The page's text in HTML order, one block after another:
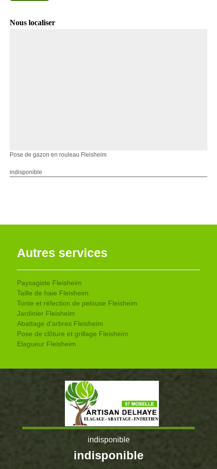
Nous localiser
Pose de gazon en rouleau Fleisheim
indisponible
Autres services
Paysagiste Fleisheim
Taille de haie Fleisheim
Tonte et réfection de pelouse Fleisheim
Jardinier Fleisheim
Abattage d'arbres Fleisheim
Pose de clôture et grillage Fleisheim
Elagueur Fleisheim
indisponible
indisponible